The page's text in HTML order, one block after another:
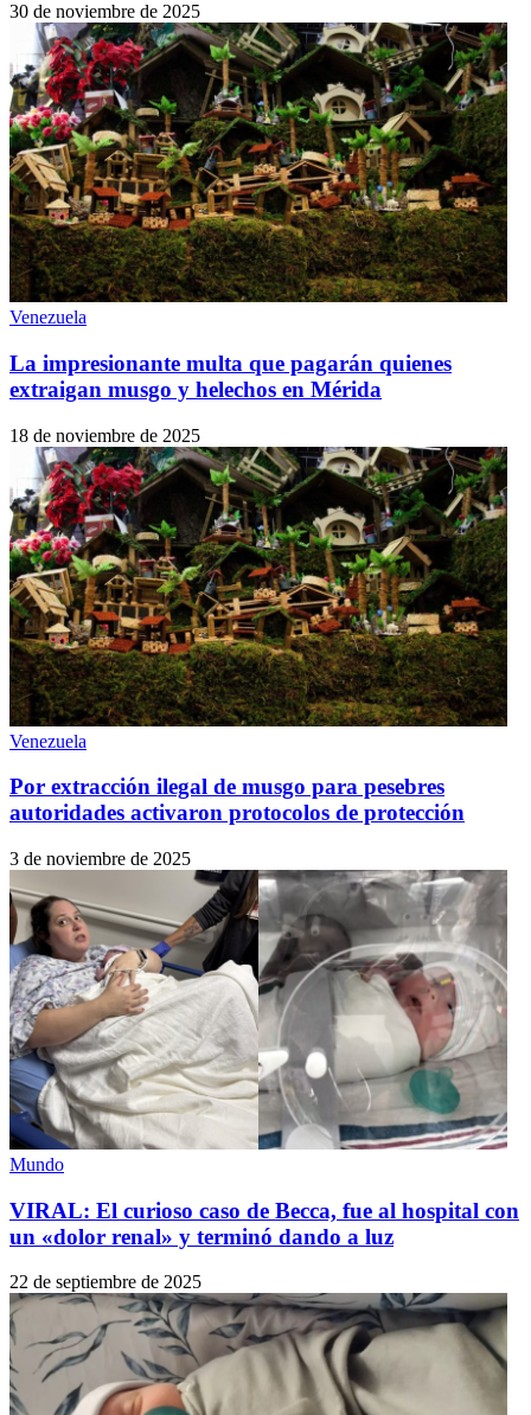
30 de noviembre de 2025
Venezuela
La impresionante multa que pagarán quienes
extraigan musgo y helechos en Mérida
18 de noviembre de 2025
Venezuela
Por extracción ilegal de musgo para pesebres
autoridades activaron protocolos de protección
3 de noviembre de 2025
Mundo
VIRAL: El curioso caso de Becca, fue al hospital con
un «dolor renal» y terminó dando a luz
22 de septiembre de 2025